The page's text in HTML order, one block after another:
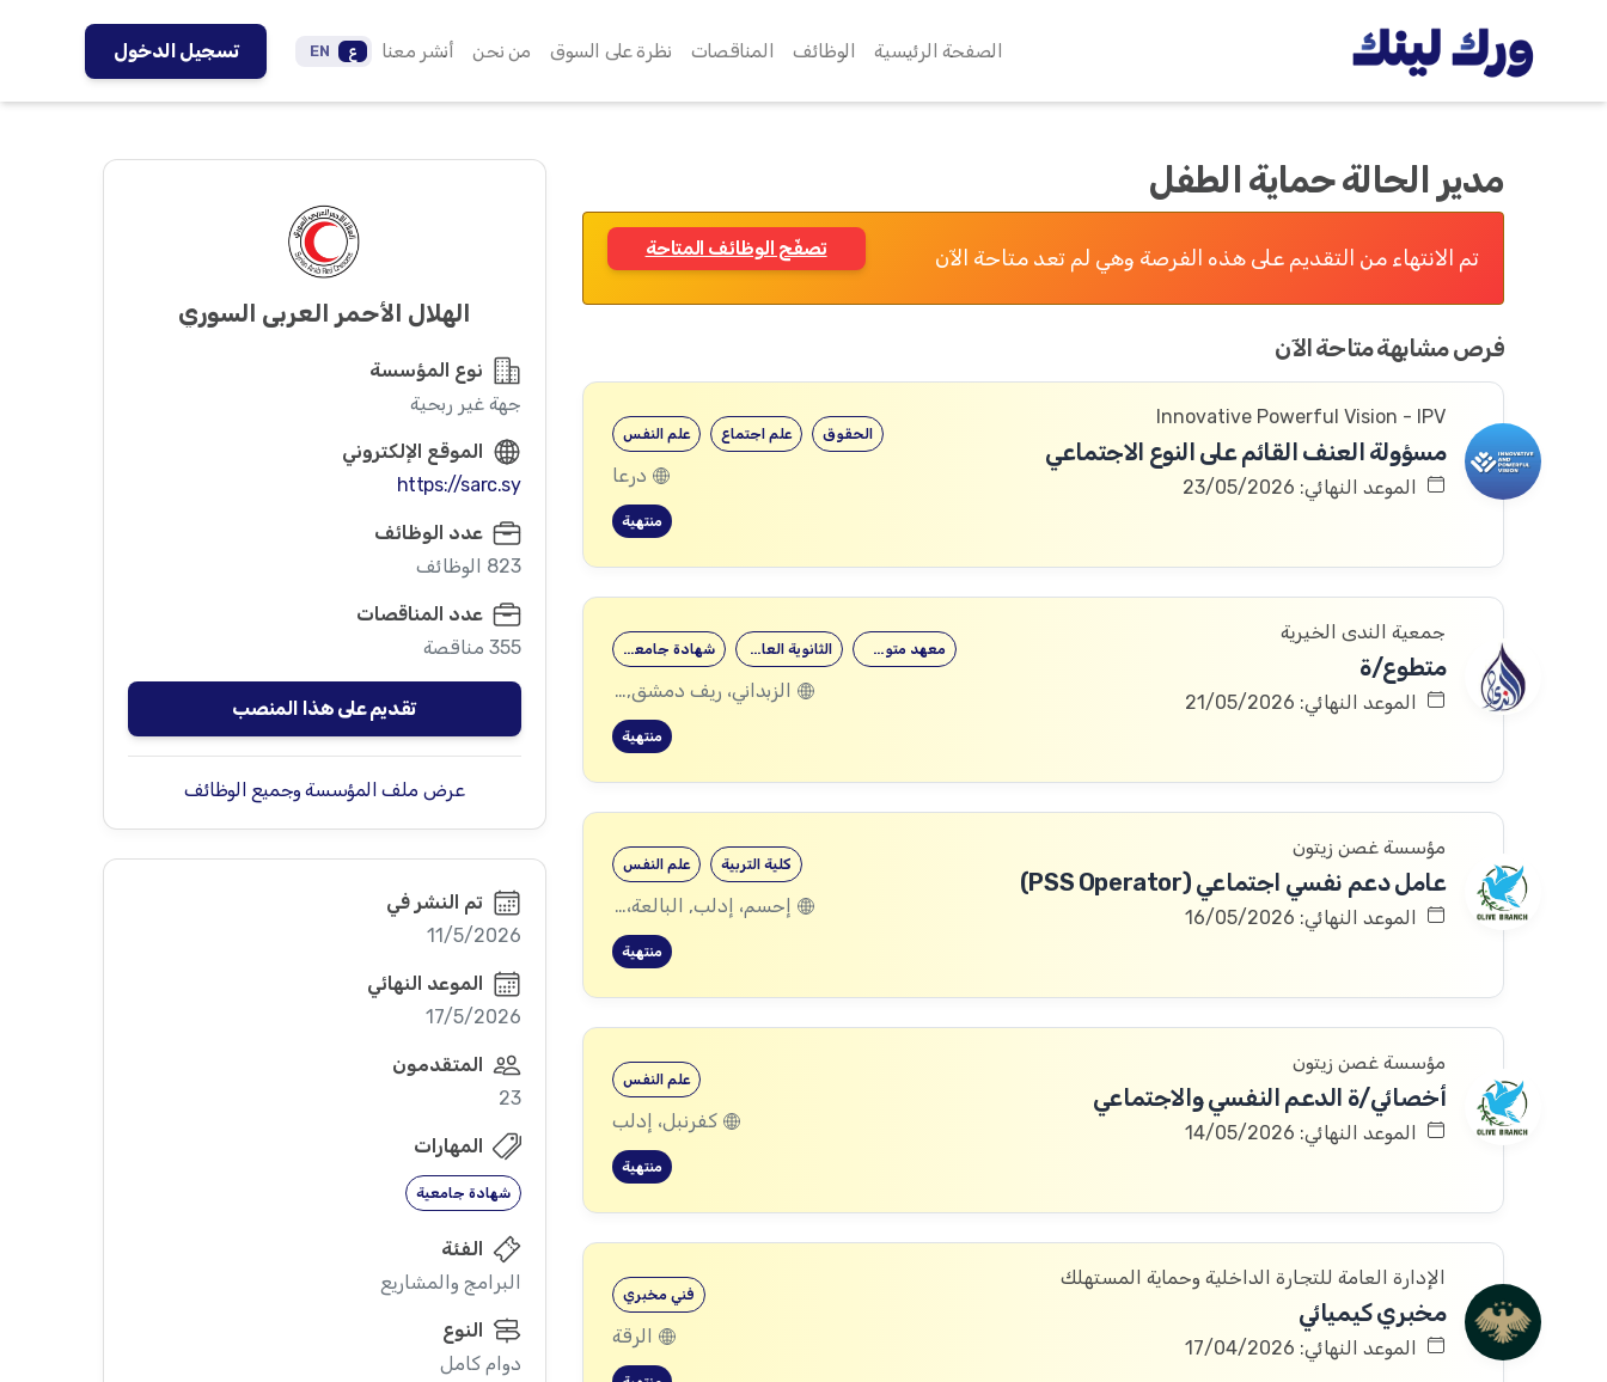
الصفحة الرئيسية الوظائف المناقصات نظرة على السوق من نحن أنشر معنا ع EN تسجيل الدخول
مدير الحالة حماية الطفل
تم الانتهاء من التقديم على هذه الفرصة وهي لم تعد متاحة الآن تصفّح الوظائف المتاحة
فرص مشابهة متاحة الآن
Innovative Powerful Vision - IPV
مسؤولة العنف القائم على النوع الاجتماعي
الموعد النهائي: 23/05/2026
علم النفس علم اجتماع الحقوق
درعا
منتهية
جمعية الندى الخيرية
متطوع/ة
الموعد النهائي: 21/05/2026
شهادة جامعية الثانوية العامة معهد متوسط
الزبداني، ريف دمشق, المليحة، ريف دمشق
منتهية
مؤسسة غصن زيتون
عامل دعم نفسي اجتماعي (PSS Operator)
الموعد النهائي: 16/05/2026
علم النفس كلية التربية
إحسم، إدلب, البالعة، إدلب, بليون، إدلب, مرعيان، إدلب
منتهية
مؤسسة غصن زيتون
أخصائي/ة الدعم النفسي والاجتماعي
الموعد النهائي: 14/05/2026
علم النفس
كفرنبل، إدلب
منتهية
الإدارة العامة للتجارة الداخلية وحماية المستهلك
مخبري كيميائي
الموعد النهائي: 17/04/2026
فني مخبري
الرقة
الهلال الأحمر العربي السوري
نوع المؤسسة
جهة غير ربحية
الموقع الإلكتروني
https://sarc.sy
عدد الوظائف
823 الوظائف
عدد المناقصات
355 مناقصة
تقديم على هذا المنصب
عرض ملف المؤسسة وجميع الوظائف
تم النشر في
11/5/2026
الموعد النهائي
17/5/2026
المتقدمون
23
المهارات
شهادة جامعية
الفئة
البرامج والمشاريع
النوع
دوام كامل